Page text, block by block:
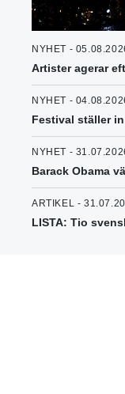
NYHET -
Artister agerar
NYHET -
Festival ställer
NYHET -
Barack Obama
ARTIKEL -
LISTA: Tio